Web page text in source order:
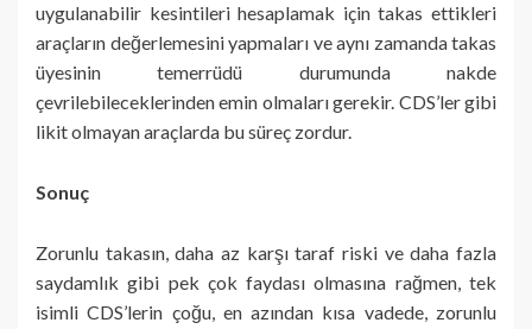
uygulanabilir kesintileri hesaplamak için takas ettikleri
araçların değerlemesini yapmaları ve aynı zamanda takas
üyesinin temerrüdü durumunda nakde
çevrilebileceklerinden emin olmaları gerekir. CDS’ler gibi
likit olmayan araçlarda bu süreç zordur.
Sonuç
Zorunlu takasın, daha az karşı taraf riski ve daha fazla
saydamlık gibi pek çok faydası olmasına rağmen, tek
isimli CDS’lerin çoğu, en azından kısa vadede, zorunlu